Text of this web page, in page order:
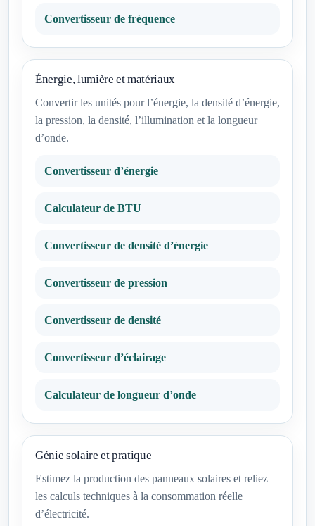
Convertisseur de fréquence
Énergie, lumière et matériaux
Convertir les unités pour l’énergie, la densité d’énergie,
la pression, la densité, l’illumination et la longueur
d’onde.
Convertisseur d’énergie
Calculateur de BTU
Convertisseur de densité d’énergie
Convertisseur de pression
Convertisseur de densité
Convertisseur d’éclairage
Calculateur de longueur d’onde
Génie solaire et pratique
Estimez la production des panneaux solaires et reliez
les calculs techniques à la consommation réelle
d’électricité.